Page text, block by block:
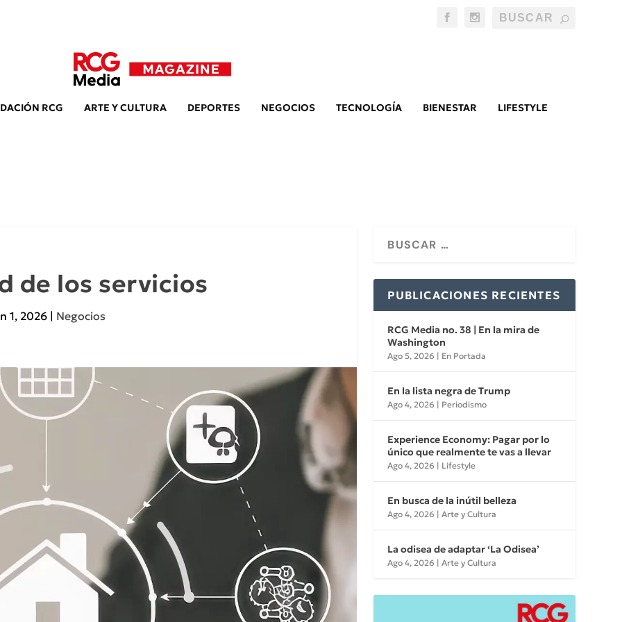
RCG ARTE Y CULTURA DEPORTES NEGOCIOS TECNOLOGÍA BIENESTAR LIFESTYLE
de los servicios
1, 2026| Negocios
PUBLICACIONES RECIENTES
RCG Media no. 38 | En la mira de
Washington
Ago 5, 2026 | En Portada
En la lista negra de Trump
Ago 4, 2026 | Periodismo
Experience Economy: Pagar por lo
único que realmente te vas a llevar
Ago 4, 2026 | Lifestyle
En busca de la inútil belleza
Ago 4, 2026 |Arte y Cultura
La odisea de adaptar ‘La Odisea’
Ago 4, 2026 |Arte y Cultura